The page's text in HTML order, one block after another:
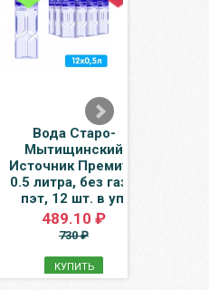
Вода Старо-
Мытищинский
Источник Премиум
0.5 литра, без газа,
пэт, 12 шт. в уп.
489.10 ₽
730 ₽
КУПИТЬ